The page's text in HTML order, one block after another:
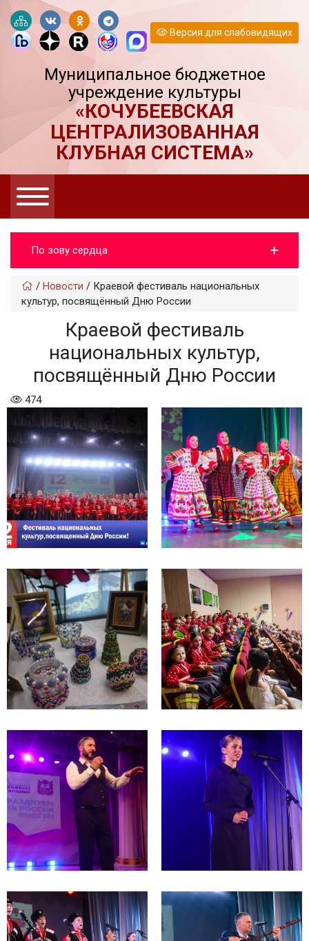
Версия для слабовидящих
Муниципальное бюджетное
учреждение культуры
«КОЧУБЕЕВСКАЯ
ЦЕНТРАЛИЗОВАННАЯ
КЛУБНАЯ СИСТЕМА»
По зову сердца
/ Новости / Краевой фестиваль национальных
культур, посвящённый Дню России
Краевой фестиваль
национальных культур,
посвящённый Дню России
474